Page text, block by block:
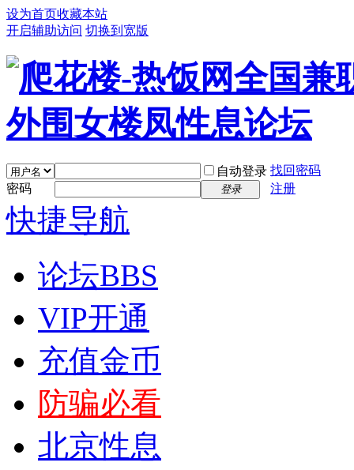
设为首页收藏本站
开启辅助访问 切换到宽版
自动登录 找回密码
密码
登录 注册
快捷导航
论坛BBS
VIP开通
充值金币
防骗必看
北京性息